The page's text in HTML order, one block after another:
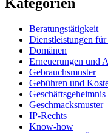
Kategorien
Beratungstätigkeit
Dienstleistungen
Domänen
Erneuerungen und
Gebrauchsmuster
Gebühren und
Geschäftsgeheimnis
Geschmacksmuster
IP-Rechts
Know-how